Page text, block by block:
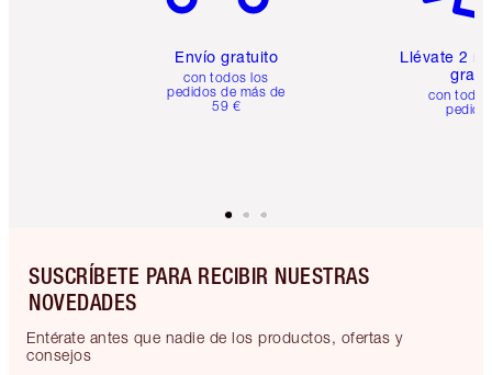
Envío gratuito
con todos los
pedidos de más de
59 €
Llévate 2
gratis
con
SUSCRÍBETE PARA RECIBIR NUESTRAS
NOVEDADES
Entérate antes que nadie de los productos, ofertas y
consejos